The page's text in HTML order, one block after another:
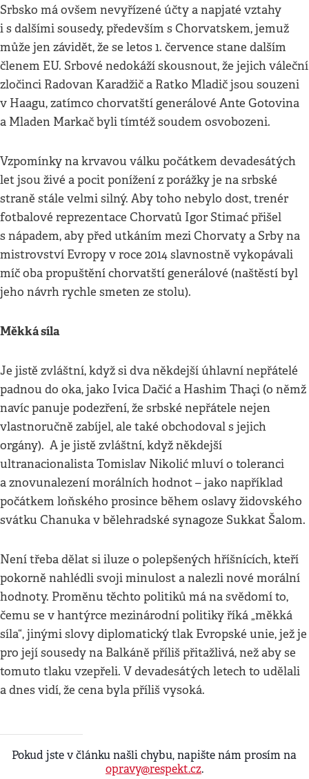
Srbsko má ovšem nevyřízené účty a napjaté vztahy
i s dalšími sousedy, především s Chorvatskem, jemuž
může jen závidět, že se letos 1. července stane dalším
členem EU. Srbové nedokáží skousnout, že jejich váleční
zločinci Radovan Karadžič a Ratko Mladič jsou souzeni
v Haagu, zatímco chorvatští generálové Ante Gotovina
a Mladen Markač byli tímtéž soudem osvobozeni.
Vzpomínky na krvavou válku počátkem devadesátých
let jsou živé a pocit ponížení z porážky je na srbské
straně stále velmi silný. Aby toho nebylo dost, trenér
fotbalové reprezentace Chorvatů Igor Stimać přišel
s nápadem, aby před utkáním mezi Chorvaty a Srby na
mistrovství Evropy v roce 2014 slavnostně vykopávali
míč oba propuštění chorvatští generálové (naštěstí byl
jeho návrh rychle smeten ze stolu).
Měkká síla
Je jistě zvláštní, když si dva někdejší úhlavní nepřátelé
padnou do oka, jako Ivica Dačić a Hashim Thaçi (o němž
navíc panuje podezření, že srbské nepřátele nejen
vlastnoručně zabíjel, ale také obchodoval s jejich
orgány). A je jistě zvláštní, když někdejší
ultranacionalista Tomislav Nikolić mluví o toleranci
a znovunalezení morálních hodnot – jako například
počátkem loňského prosince během oslavy židovského
svátku Chanuka v bělehradské synagoze Sukkat Šalom.
Není třeba dělat si iluze o polepšených hříšnících, kteří
pokorně nahlédli svoji minulost a nalezli nové morální
hodnoty. Proměnu těchto politiků má na svědomí to,
čemu se v hantýrce mezinárodní politiky říká „měkká
síla“, jinými slovy diplomatický tlak Evropské unie, jež je
pro její sousedy na Balkáně příliš přitažlivá, než aby se
tomuto tlaku vzepřeli. V devadesátých letech to udělali
a dnes vidí, že cena byla příliš vysoká.
Pokud jste v článku našli chybu, napište nám prosím na
opravy@respekt.cz.